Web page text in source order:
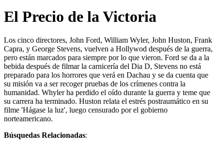
El Precio de la Victoria
Los cinco directores, John Ford, William Wyler, John Huston, Frank
Capra, y George Stevens, vuelven a Hollywod después de la guerra,
pero están marcados para siempre por lo que vieron. Ford se da a la
bebida después de filmar la carnicería del Dia D, Stevens no está
preparado para los horrores que verá en Dachau y se da cuenta que
su misión va a ser recoger pruebas de los crímenes contra la
humanidad. Whyler ha perdido el oído durante la guerra y teme que
su carrera ha terminado. Huston relata el estrés postraumático en su
filme 'Hágase la luz', luego censurado por el gobierno
norteamericano.
Búsquedas Relacionadas: